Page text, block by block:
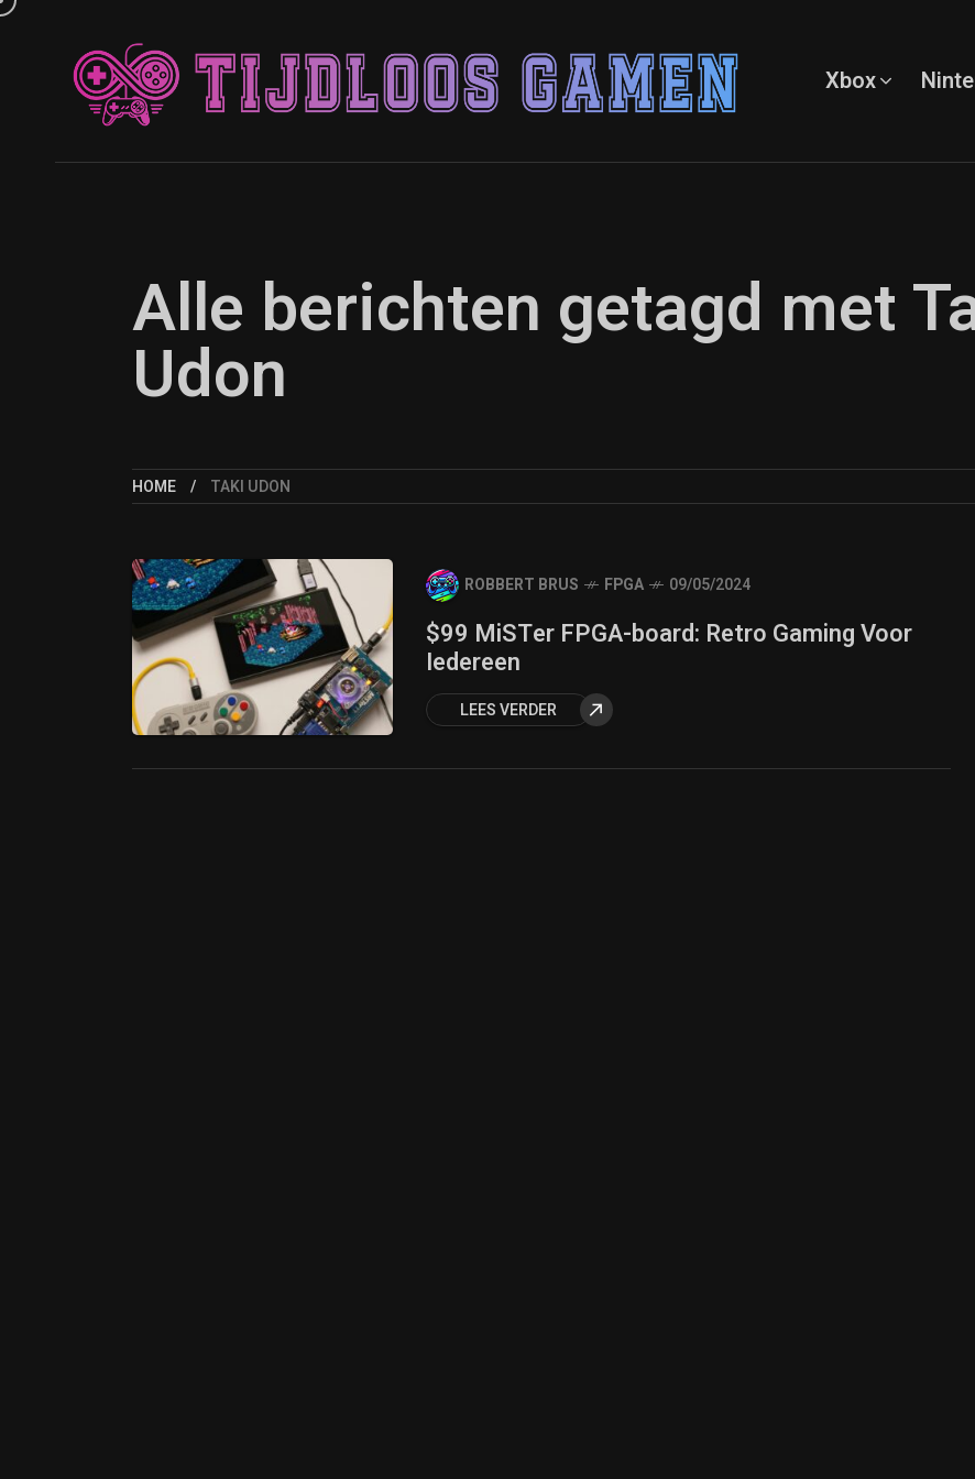
Xbox
Alle berichten getagd met
Udon
HOME TAKI UDON
ROBBERT BRUS FPGA 09/05/2024
$99 MiSTer FPGA-board: Retro Gaming Voor
Iedereen
LEES VERDER